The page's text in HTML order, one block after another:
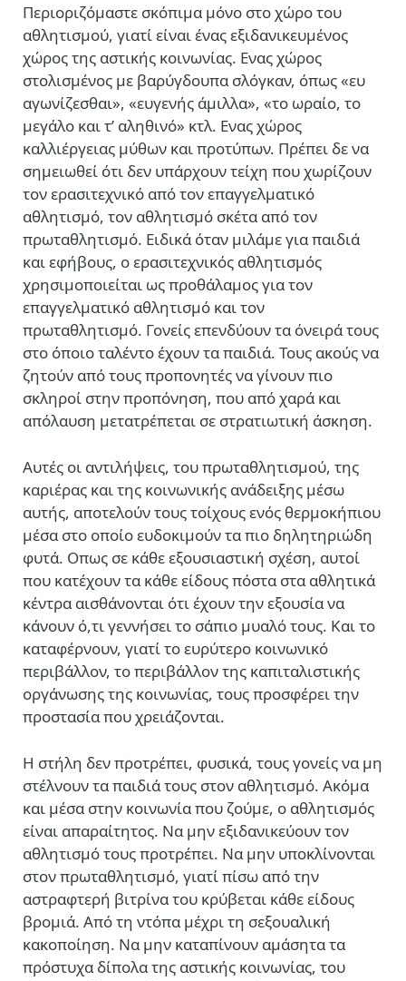
Περιοριζόμαστε σκόπιμα μόνο στο χώρο του
αθλητισμού, γιατί είναι ένας εξιδανικευμένος
χώρος της αστικής κοινωνίας. Ενας χώρος
στολισμένος με βαρύγδουπα σλόγκαν, όπως «ευ
αγωνίζεσθαι», «ευγενής άμιλλα», «το ωραίο, το
μεγάλο και τ’ αληθινό» κτλ. Ενας χώρος
καλλιέργειας μύθων και προτύπων. Πρέπει δε να
σημειωθεί ότι δεν υπάρχουν τείχη που χωρίζουν
τον ερασιτεχνικό από τον επαγγελματικό
αθλητισμό, τον αθλητισμό σκέτα από τον
πρωταθλητισμό. Ειδικά όταν μιλάμε για παιδιά
και εφήβους, ο ερασιτεχνικός αθλητισμός
χρησιμοποιείται ως προθάλαμος για τον
επαγγελματικό αθλητισμό και τον
πρωταθλητισμό. Γονείς επενδύουν τα όνειρά τους
στο όποιο ταλέντο έχουν τα παιδιά. Τους ακούς να
ζητούν από τους προπονητές να γίνουν πιο
σκληροί στην προπόνηση, που από χαρά και
απόλαυση μετατρέπεται σε στρατιωτική άσκηση.
Αυτές οι αντιλήψεις, του πρωταθλητισμού, της
καριέρας και της κοινωνικής ανάδειξης μέσω
αυτής, αποτελούν τους τοίχους ενός θερμοκήπιου
μέσα στο οποίο ευδοκιμούν τα πιο δηλητηριώδη
φυτά. Οπως σε κάθε εξουσιαστική σχέση, αυτοί
που κατέχουν τα κάθε είδους πόστα στα αθλητικά
κέντρα αισθάνονται ότι έχουν την εξουσία να
κάνουν ό,τι γεννήσει το σάπιο μυαλό τους. Και το
καταφέρνουν, γιατί το ευρύτερο κοινωνικό
περιβάλλον, το περιβάλλον της καπιταλιστικής
οργάνωσης της κοινωνίας, τους προσφέρει την
προστασία που χρειάζονται.
Η στήλη δεν προτρέπει, φυσικά, τους γονείς να μη
στέλνουν τα παιδιά τους στον αθλητισμό. Ακόμα
και μέσα στην κοινωνία που ζούμε, ο αθλητισμός
είναι απαραίτητος. Να μην εξιδανικεύουν τον
αθλητισμό τους προτρέπει. Να μην υποκλίνονται
στον πρωταθλητισμό, γιατί πίσω από την
αστραφτερή βιτρίνα του κρύβεται κάθε είδους
βρομιά. Από τη ντόπα μέχρι τη σεξουαλική
κακοποίηση. Να μην καταπίνουν αμάσητα τα
πρόστυχα δίπολα της αστικής κοινωνίας, του